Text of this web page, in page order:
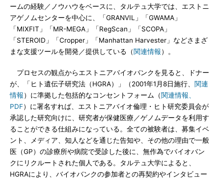
ームの経験／ノウハウをベースに、タルテュ大学では、エストニ
アゲノムセンターを中心に、「GRANVIL」「GWAMA」
「MIXFIT」「MR-MEGA」「RegScan」「SCOPA」
「STEROID」「Cropper」「Manhattan Harvester」などさまざ
まな支援ツールを開発／提供している（関連情報）。
プロセスの観点からエストニアバイオバンクを見ると、ドナー
が、「ヒト遺伝子研究法（HGRA）」（2001年1月8日施行、 関連
情報）に準拠した包括的なコンセントフォーム（関連情報、
PDF）に署名すれば、エストニアバイオ倫理・ヒト研究委員会が
承認した研究向けに、研究者が保健医療／ゲノムデータを利用す
ることができる仕組みになっている。全ての被験者は、募集イベ
ント、メディア、知人などを通じた告知や、その他の理由で一般
医（GP）の診療所や病院で受診した後に、無作為でバイオバン
クにリクルートされた個人である。タルテュ大学によると、
HGRAにより、バイオバンクの参加者との再契約やインタビュー